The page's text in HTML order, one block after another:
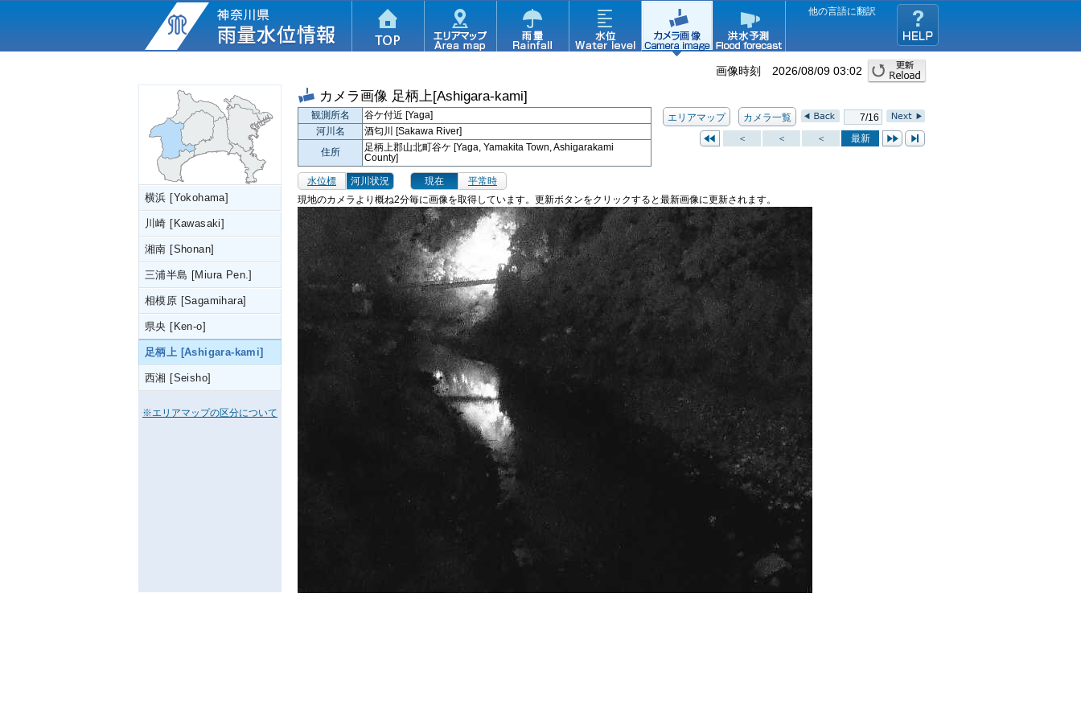
他の言語に翻訳
画像時刻 2026/08/09 03:02
横浜 [Yokohama]
川崎 [Kawasaki]
湘南 [Shonan]
三浦半島 [Miura Pen.]
相模原 [Sagamihara]
県央 [Ken-o]
足柄上 [Ashigara-kami]
西湘 [Seisho]
※エリアマップの区分について
カメラ画像 足柄上[Ashigara-kami]
エリアマップ カメラ一覧
7/16
＜
＜ ＜ 最新
観測所名
谷ケ付近 [Yaga]
河川名
酒匂川 [Sakawa River]
住所
足柄上郡山北町谷ケ [Yaga, Yamakita Town, Ashigarakami
County]
水位標 河川状況 現在
平常時
現地のカメラより概ね2分毎に画像を取得しています。更新ボタンをクリックすると最新画像に更新されます。